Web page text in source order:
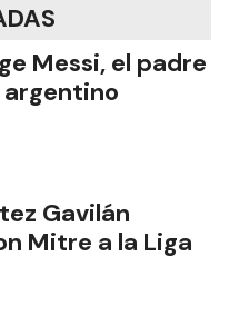
Messi, el padre
Gavilán
Mitre a la Liga